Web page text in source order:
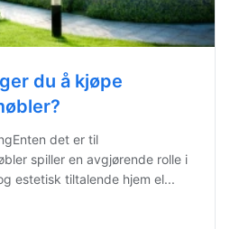
du å kjøpe
det er til
spiller en avgjørende rolle i
estetisk tiltalende hjem el...